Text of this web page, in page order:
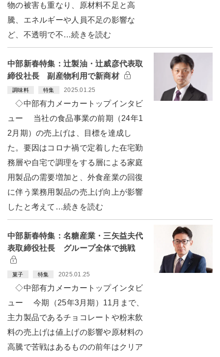
物の被害も重なり、原材料不足と高
騰、エネルギーや人員不足の影響な
ど、不透明で不…続きを読む
中部新春特集：辻製油・辻威彦代表取
締役社長 副産物利用で新商材
調味料 特集 2025.01.25
◇中部有力メーカートップインタビ
ュー 当社の食品事業の前期（24年1
2月期）の売上げは、目標を達成し
た。要因はコロナ禍で定着した在宅勤
務層や自宅で調理をする層による家庭
用製品の需要増加と、外食産業の回復
に伴う業務用製品の売上げ向上が影響
したと考えて…続きを読む
中部新春特集：名糖産業・三矢益夫代
表取締役社長 グループ全体で挑戦
菓子 特集 2025.01.25
◇中部有力メーカートップインタビ
ュー 今期（25年3月期）11月まで、
主力製品であるチョコレートや粉末飲
料の売上げは値上げの影響や原材料の
高騰で苦戦はあるものの前年はクリア